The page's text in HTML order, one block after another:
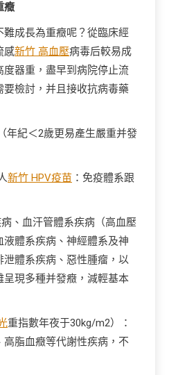
癥
難成長為重癥呢？從臨床經
感新竹 高血壓病毒后較易成
器重，盡早到病院停止流
檢討，并且接收抗病毒藥
年紀＜2歲更易產生嚴重并發
新竹 HPV疫苗 ：免疫體系跟
、血汗管體系疾病（高血壓
體系疾病、神經體系及神
體系疾病、惡性腫瘤，以
現多種并發癥，減輕基本
重指數年夜于30kg/m2）：
脂血癥等代謝性疾病，不